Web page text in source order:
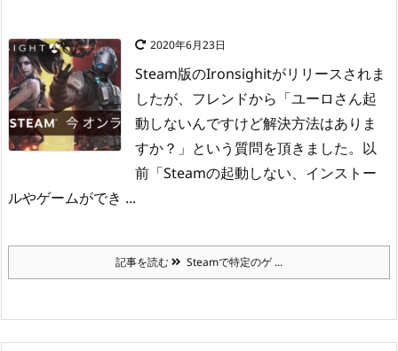
2020年6月23日
Steam版のIronsighitがリリースされま
したが、フレンドから「ユーロさん起
動しないんですけど解決方法はありま
すか？」 という質問を頂きました。 以
前「Steamの起動しない、インストー
ルやゲームができ ...
記事を読む Steamで特定のゲ ...